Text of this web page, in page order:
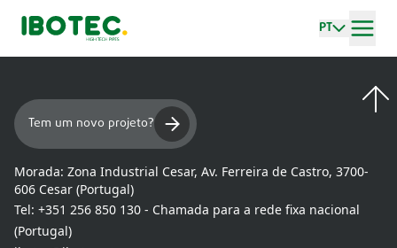
PT
Tem um novo projeto?
Morada: Zona Industrial Cesar, Av. Ferreira de Castro, 3700-
606 Cesar (Portugal)
Tel: +351 256 850 130 - Chamada para a rede fixa nacional
(Portugal)